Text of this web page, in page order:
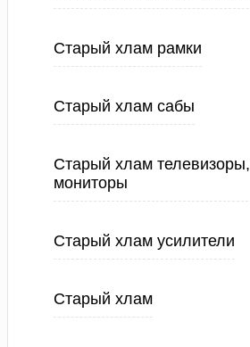
Старый хлам рамки
Старый хлам сабы
Старый хлам телевизоры,
мониторы
Старый хлам усилители
Старый хлам